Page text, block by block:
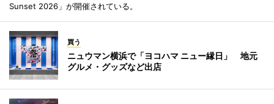
Sunset 2026」が開催されている。
買う
ニュウマン横浜で「ヨコハマ ニュー縁日」 地元
グルメ・グッズなど出店